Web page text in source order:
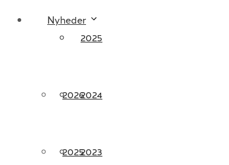
2025
2024
2023
Nyheder
2026
2025